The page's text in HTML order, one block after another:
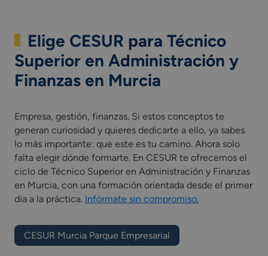
Las asignaturas que cursarás en laFP Superior
Administración y Finanzasson las siguientes:
Temario FP Administración y
Comunicación y atención al cliente.
Contabilidad y fiscalidad.
Gestión de la documentación jurídica y empresarial.
Gestión de recursos humanos.
Gestión financiera.
Gestión logística y comercial.
Proceso integral de la actividad comercial.
Proyecto intermodular de administración y finanzas.
Elige CESUR para Técnico
Superior en Administración y
Finanzas en Murcia
Empresa, gestión, finanzas. Si estos conceptos te
generan curiosidad y quieres dedicarte a ello, ya sabes
lo más importante: que este es tu camino. Ahora solo
falta elegir dónde formarte. En CESUR te ofrecemos el
ciclo de Técnico Superior en Administración y Finanzas
en Murcia, con una formación orientada desde el primer
día a la práctica. Infórmate sin compromiso.
CESUR Murcia Parque Empresarial